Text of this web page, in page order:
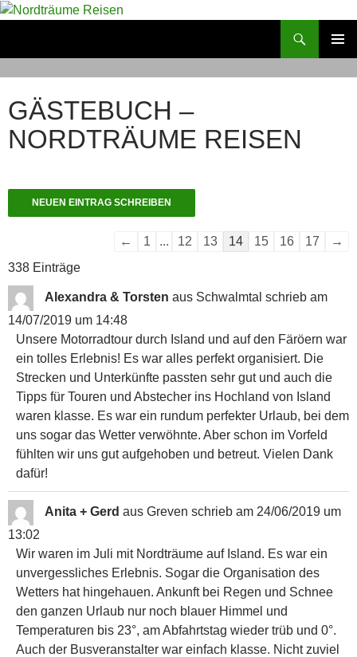
Zum
GÄSTEBUCH –
NORDTRÄUME REISEN
Navigation
← 1 ... 12 13 14 15 16 17
→
338 Einträge
Alexandra & Torsten aus Schwalmtal schrieb am
14/07/2019 um 14:48
Unsere Motorradtour durch Island und auf den Färöern war
ein tolles Erlebnis! Es war alles perfekt organisiert. Die
Strecken und Unterkünfte passten sehr gut und auch die
Tipps für Touren und Abstecher ins Hochland von Island
waren klasse. Es war ein rundum perfekter Urlaub, bei dem
uns sogar das Wetter verwöhnte. Aber schon im Vorfeld
fühlten wir uns gut aufgehoben und betreut. Vielen Dank
dafür!
Anita + Gerd aus Greven schrieb am 24/06/2019 um
13:02
Wir waren im Juli mit Nordträume auf Island. Es war ein
unvergessliches Erlebnis. Sogar die Organisation des
Wetters hat hingehauen. Ankunft bei Regen und Schnee
den ganzen Urlaub nur noch blauer Himmel und
Temperaturen bis 23°, am Abfahrtstag wieder trüb und 0°.
Auch der Busveranstalter war einfach klasse. Nicht zuviel